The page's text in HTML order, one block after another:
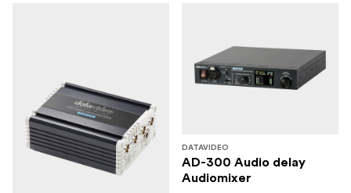
DATAVIDEO
AD-300 Audio delay
Audiomixer